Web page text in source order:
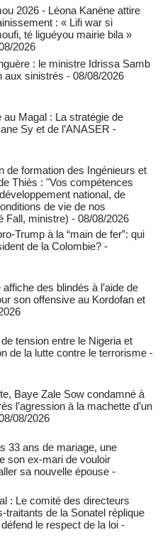
2026 - Léona Kanène attire
: « Lifi war si
té liguéyou mairie bila »
2026
: le ministre Idrissa Samb
aux sinistrés - 08/08/2026
au Magal : La stratégie de
Sy et de l’ANASER -
de formation des Ingénieurs et
Thiès : "Vos compétences
national, de
de vie de nos
Fall, ministre) - 08/08/2026
Trump à la “main de fer”: qui
de la Colombie? -
affiche des blindés à l’aide de
son offensive au Kordofan et
tension entre le Nigeria et
de la lutte contre le terrorisme -
Baye Zale Sow condamné à
l’agression à la machette d’un
08/2026
33 ans de mariage, une
son ex-mari de vouloir
sa nouvelle épouse -
: Le comité des directeurs
traitants de la Sonatel réplique
le respect de la loi -